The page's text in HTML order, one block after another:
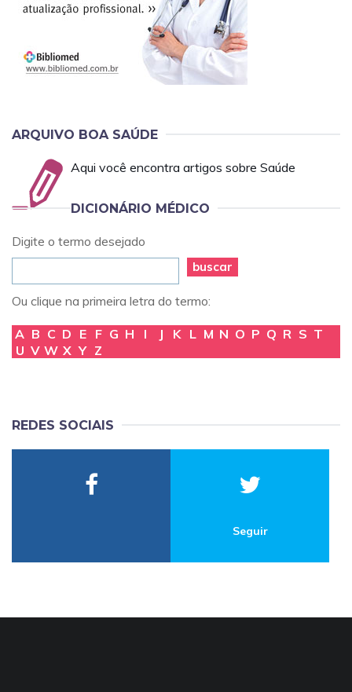
ARQUIVO BOA SAÚDE
Aqui você encontra artigos sobre Saúde
DICIONÁRIO MÉDICO
Digite o termo desejado
buscar
Ou clique na primeira letra do termo:
A B C D E F G H I J K L M N O P Q R S T
U V W X Y Z
REDES SOCIAIS
Seguir